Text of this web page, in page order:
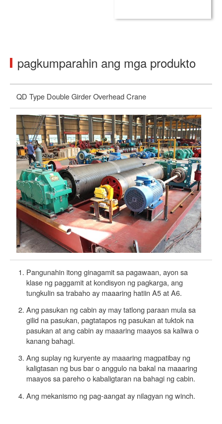
pagkumparahin ang mga produkto
QD Type Double Girder Overhead Crane
Pangunahin itong ginagamit sa pagawaan, ayon sa
klase ng paggamit at kondisyon ng pagkarga, ang
tungkulin sa trabaho ay maaaring hatiin A5 at A6.
Ang pasukan ng cabin ay may tatlong paraan mula sa
gilid na pasukan, pagtatapos ng pasukan at tuktok na
pasukan at ang cabin ay maaaring maayos sa kaliwa o
kanang bahagi.
Ang suplay ng kuryente ay maaaring magpatibay ng
kaligtasan ng bus bar o anggulo na bakal na maaaring
maayos sa pareho o kabaligtaran na bahagi ng cabin.
Ang mekanismo ng pag-aangat ay nilagyan ng winch.